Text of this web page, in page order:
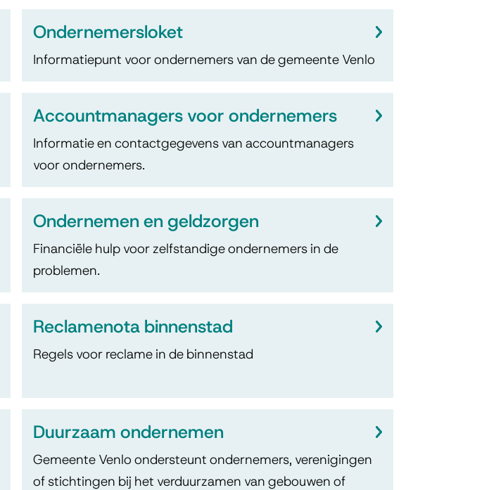
Ondernemersloket
Informatiepunt voor ondernemers van de gemeente Venlo
Accountmanagers voor ondernemers
Informatie en contactgegevens van accountmanagers
voor ondernemers.
Ondernemen en geldzorgen
Financiële hulp voor zelfstandige ondernemers in de
problemen.
Reclamenota binnenstad
Regels voor reclame in de binnenstad
Duurzaam ondernemen
Gemeente Venlo ondersteunt ondernemers, verenigingen
of stichtingen bij het verduurzamen van gebouwen of